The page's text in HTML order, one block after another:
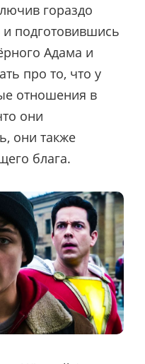
гораздо
подготовившись
Адама и
про то, что у
отношения в
они
они также
блага.